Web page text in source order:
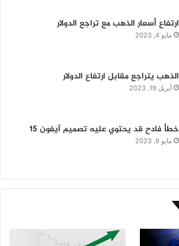
ارتفاع أسعار الذهب مع تراجع الدولار
مايو 4, 2023
الذهب يتراجع مقابل ارتفاع الدولار
أبريل 19, 2023
خطأ فادح قد يحتوي عليه تصميم آيفون 15
مايو 9, 2023